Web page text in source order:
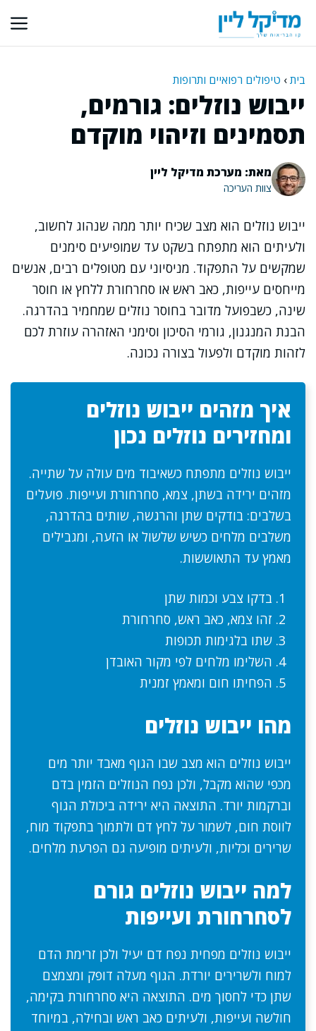
לתוכן
בית› טיפולים רפואיים ותרופות
ייבוש נוזלים: גורמים,
תסמינים וזיהוי מוקדם
מאת: מערכת מדיקל ליין
צוות העריכה
ייבוש נוזלים הוא מצב שכיח יותר ממה שנהוג לחשוב,
ולעיתים הוא מתפתח בשקט עד שמופיעים סימנים
שמקשים על התפקוד. מניסיוני עם מטופלים רבים, אנשים
מייחסים עייפות, כאב ראש או סחרחורת ללחץ או חוסר
שינה, כשבפועל מדובר בחוסר נוזלים שמחמיר בהדרגה.
הבנת המנגנון, גורמי הסיכון וסימני האזהרה עוזרת לכם
לזהות מוקדם ולפעול בצורה נכונה.
איך מזהים ייבוש נוזלים
ומחזירים נוזלים נכון
ייבוש נוזלים מתפתח כשאיבוד מים עולה על שתייה.
מזהים ירידה בשתן, צמא, סחרחורת ועייפות. פועלים
בשלבים: בודקים שתן והרגשה, שותים בהדרגה,
משלבים מלחים כשיש שלשול או הזעה, ומגבילים
מאמץ עד התאוששות.
בדקו צבע וכמות שתן
זהו צמא, כאב ראש, סחרחורת
שתו בלגימות תכופות
השלימו מלחים לפי מקור האובדן
הפחיתו חום ומאמץ זמנית
מהו ייבוש נוזלים
ייבוש נוזלים הוא מצב שבו הגוף מאבד יותר מים
מכפי שהוא מקבל, ולכן נפח הנוזלים הזמין בדם
וברקמות יורד. התוצאה היא ירידה ביכולת הגוף
לווסת חום, לשמור על לחץ דם ולתמוך בתפקוד מוח,
שרירים וכליות, ולעיתים מופיעה גם הפרעת מלחים.
למה ייבוש נוזלים גורם
לסחרחורת ועייפות
ייבוש נוזלים מפחית נפח דם יעיל ולכן זרימת הדם
למוח ולשרירים יורדת. הגוף מעלה דופק ומצמצם
שתן כדי לחסוך מים. התוצאה היא סחרחורת בקימה,
חולשה ועייפות, ולעיתים כאב ראש ובחילה, במיוחד